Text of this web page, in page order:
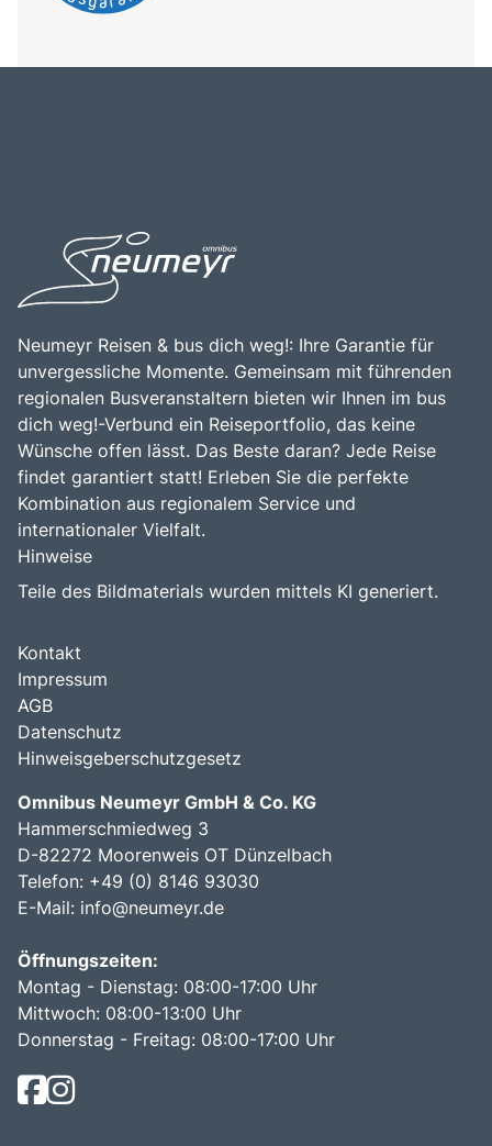
Neumeyr Reisen & bus dich weg!: Ihre Garantie für
unvergessliche Momente. Gemeinsam mit führenden
regionalen Busveranstaltern bieten wir Ihnen im bus
dich weg!-Verbund ein Reiseportfolio, das keine
Wünsche offen lässt. Das Beste daran? Jede Reise
findet garantiert statt! Erleben Sie die perfekte
Kombination aus regionalem Service und
internationaler Vielfalt.
Hinweise
Teile des Bildmaterials wurden mittels KI generiert.
Kontakt
Impressum
AGB
Datenschutz
Hinweisgeberschutzgesetz
Omnibus Neumeyr GmbH & Co. KG
Hammerschmiedweg 3
D-82272 Moorenweis OT Dünzelbach
Telefon: +49 (0) 8146 93030
E-Mail: info@neumeyr.de
Öffnungszeiten:
Montag - Dienstag: 08:00-17:00 Uhr
Mittwoch: 08:00-13:00 Uhr
Donnerstag - Freitag: 08:00-17:00 Uhr